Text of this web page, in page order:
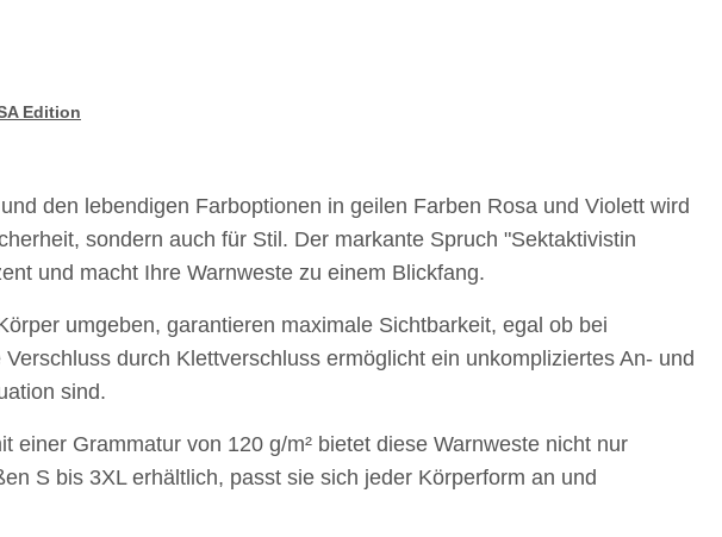
Edition
den lebendigen Farboptionen in geilen Farben Rosa und Violett wird
sondern auch für Stil. Der markante Spruch "Sektaktivistin
und macht Ihre Warnweste zu einem Blickfang.
umgeben, garantieren maximale Sichtbarkeit, egal ob bei
durch Klettverschluss ermöglicht ein unkompliziertes An- und
sind.
einer Grammatur von 120 g/m² bietet diese Warnweste nicht nur
S bis 3XL erhältlich, passt sie sich jeder Körperform an und
LEITUNG SAMMELSTELLE
10x T-Shirt Herren weiß,